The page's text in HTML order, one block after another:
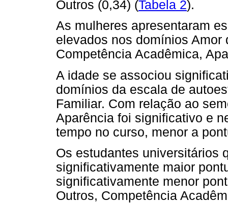
Outros (0,34) (Tabela 2).
As mulheres apresentaram
elevados nos domínios Amor
Competência Acadêmica,
A idade se associou
domínios da escala de
Familiar. Com relação ao
Aparência foi significativo e
tempo no curso, menor a
Os estudantes universitários
significativamente maior
significativamente menor
Outros, Competência